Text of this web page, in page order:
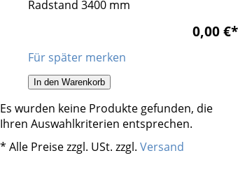
Radstand 3400 mm
0,00 €*
Für später merken
In den Warenkorb
Es wurden keine Produkte gefunden, die
Ihren Auswahlkriterien entsprechen.
* Alle Preise zzgl. USt. zzgl. Versand